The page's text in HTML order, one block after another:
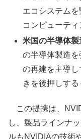
エコシステム
コンピューティ
米国の半導体
の半導体製造
の再建を主導
きを後押しする
この提携は、
し、製品ラインナ
ルもNVIDIAの技術